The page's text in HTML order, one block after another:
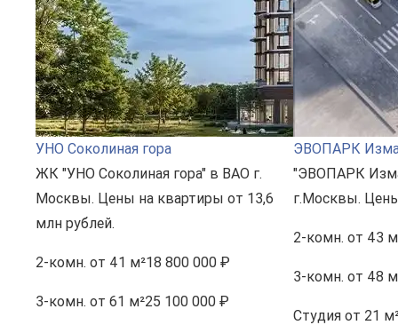
УНО Соколиная гора
ЖК "УНО Соколиная гора" в ВАО г.
Москвы. Цены на квартиры от 13,6
млн рублей.
2-комн. от 41 м²18 800 000 ₽
3-комн. от 61 м²25 100 000 ₽
ЭВОПАРК
"ЭВОПАРК
г.Москвы.
2-комн. от 43
3-комн. от 48
Студия от 21